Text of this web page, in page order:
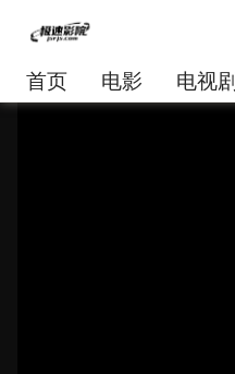
首页 电影 电视剧